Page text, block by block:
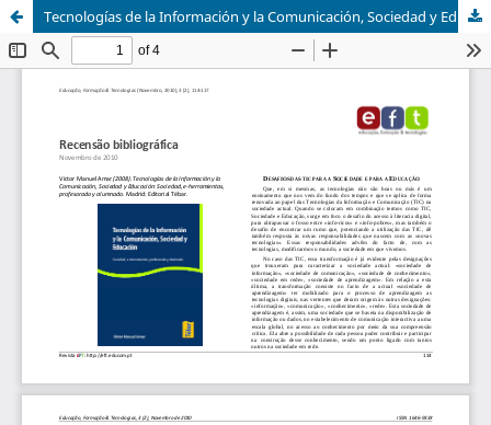
Tecnologías de la Información y la Comunicación, Sociedad y Educación